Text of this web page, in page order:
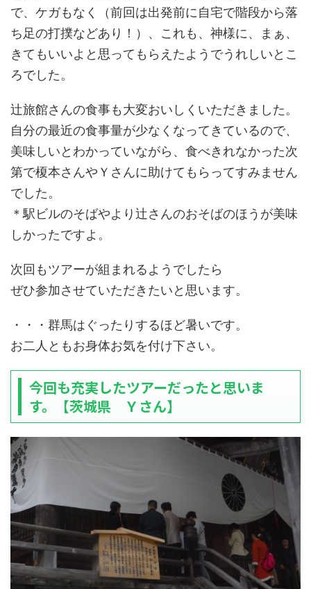
で、ケガもなく（前回は出発前に自宅で階段から落
ち足の打撲などあり！）、これも、神様に、まぁ、
きてもいいよと思ってもらえたようでうれしいとこ
ろでした。
辻旅館さんの食事も大変おいしくいただきました。
自分の最近の食事量が少なくなってきているので、
美味しいとわかっていながら、食べきれなかった次
第で榎本さんやＹさんに助けてもらってすみません
でした。
＊駅ビルのそばやより辻さんのおそばのほうが美味
しかったですよ。
次回もツアーが組まれるようでしたら
ぜひ参加させていただきたいと思います。
・・・群馬はぐったりするほど暑いです。
お二人ともお身体お気を付け下さい。
今回も充実したツアーだったと思いま
す。【茨城県 Ｙさん】